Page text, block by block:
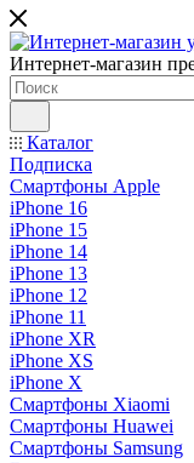
Интернет-магазин
Каталог
Подписка
Смартфоны Apple
iPhone 16
iPhone 15
iPhone 14
iPhone 13
iPhone 12
iPhone 11
iPhone XR
iPhone XS
iPhone X
Смартфоны Xiaomi
Смартфоны Huawei
Смартфоны Samsung